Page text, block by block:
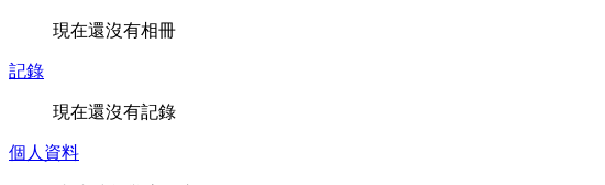
現在還沒有相冊
記錄
現在還沒有記錄
個人資料